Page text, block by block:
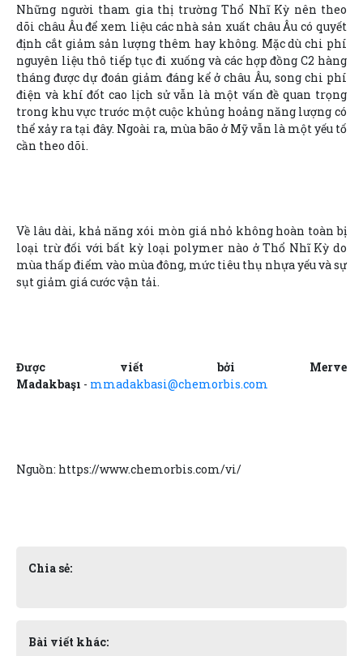
Những người tham gia thị trường Thổ Nhĩ Kỳ nên theo
dõi châu Âu để xem liệu các nhà sản xuất châu Âu có quyết
định cắt giảm sản lượng thêm hay không. Mặc dù chi phí
nguyên liệu thô tiếp tục đi xuống và các hợp đồng C2 hàng
tháng được dự đoán giảm đáng kể ở châu Âu, song chi phí
điện và khí đốt cao lịch sử vẫn là một vấn đề quan trọng
trong khu vực trước một cuộc khủng hoảng năng lượng có
thể xảy ra tại đây. Ngoài ra, mùa bão ở Mỹ vẫn là một yếu tố
cần theo dõi.
Về lâu dài, khả năng xói mòn giá nhỏ không hoàn toàn bị
loại trừ đối với bất kỳ loại polymer nào ở Thổ Nhĩ Kỳ do
mùa thấp điểm vào mùa đông, mức tiêu thụ nhựa yếu và sự
sụt giảm giá cước vận tải.
Được viết bởi Merve
Madakbaşı - mmadakbasi@chemorbis.com
Nguồn: https://www.chemorbis.com/vi/
Chia sẻ:
Bài viết khác: